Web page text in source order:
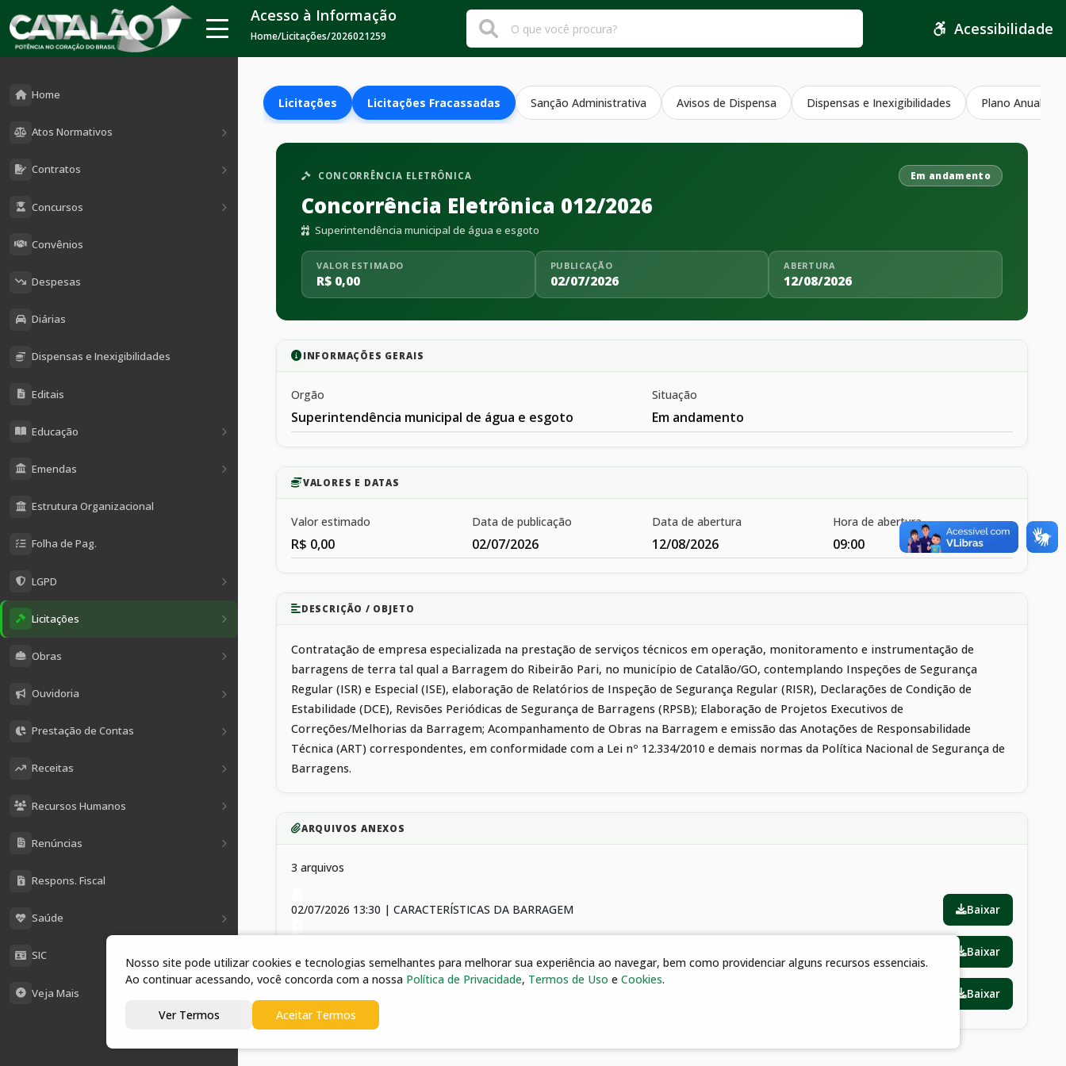
Home
Atos Normativos
Contratos
Concursos
Convênios
Despesas
Diárias
Dispensas e Inexigibilidades
Editais
Educação
Emendas
Estrutura Organizacional
Folha de Pag.
LGPD
Licitações
Obras
Ouvidoria
Prestação de Contas
Receitas
Recursos Humanos
Renúncias
Respons. Fiscal
Saúde
SIC
Veja Mais
Acesso à Informação
Home/Licitações/2026021259 Acessibilidade
Licitações Licitações Fracassadas Sanção Administrativa Avisos de Dispensa Dispensas e Inexigibilidades Plano Anual
CONCORRÊNCIA ELETRÔNICA Em andamento
Concorrência Eletrônica 012/2026
Superintendência municipal de água e esgoto
VALOR ESTIMADO
R$ 0,00
PUBLICAÇÃO
02/07/2026
ABERTURA
12/08/2026
INFORMAÇÕES GERAIS
Orgão
Superintendência municipal de água e esgoto
Situação
Em andamento
VALORES E DATAS
Valor estimado
R$ 0,00
Data de publicação
02/07/2026
Data de abertura
12/08/2026
Hora de abertura
09:00
DESCRIÇÃO / OBJETO
Contratação de empresa especializada na prestação de serviços técnicos em operação, monitoramento e instrumentação de
barragens de terra tal qual a Barragem do Ribeirão Pari, no município de Catalão/GO, contemplando Inspeções de Segurança
Regular (ISR) e Especial (ISE), elaboração de Relatórios de Inspeção de Segurança Regular (RISR), Declarações de Condição de
Estabilidade (DCE), Revisões Periódicas de Segurança de Barragens (RPSB); Elaboração de Projetos Executivos de
Correções/Melhorias da Barragem; Acompanhamento de Obras na Barragem e emissão das Anotações de Responsabilidade
Técnica (ART) correspondentes, em conformidade com a Lei nº 12.334/2010 e demais normas da Política Nacional de Segurança de
Barragens.
ARQUIVOS ANEXOS
3 arquivos
02/07/2026 13:30 | CARACTERÍSTICAS DA BARRAGEM Baixar
Baixar
Baixar
Nosso site pode utilizar cookies e tecnologias semelhantes para melhorar sua experiência ao navegar, bem como providenciar alguns recursos essenciais.
Ao continuar acessando, você concorda com a nossa Política de Privacidade, Termos de Uso eCookies.
Ver Termos Aceitar Termos